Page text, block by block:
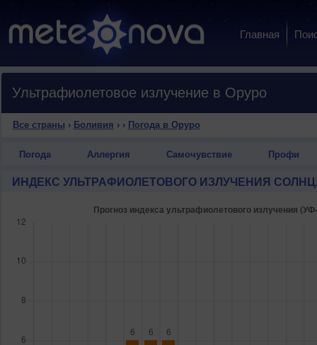
Главная
Ультрафиолетовое излучение в Оруро
Все страны › Боливия › › Погода в Оруро
Погода Аллергия Самочувствие Профи
ИНДЕКС УЛЬТРАФИОЛЕТОВОГО ИЗЛУЧЕНИЯ